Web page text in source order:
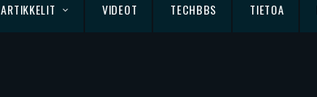
ARTIKKELIT VIDEOT TECHBBS TIETOA